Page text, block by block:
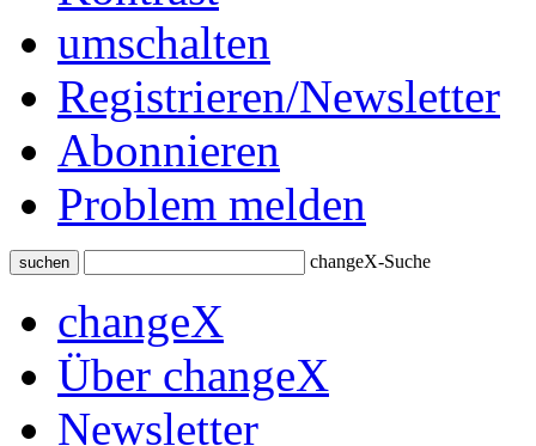
Registrieren/Newsletter
Abonnieren
Problem melden
suchen changeX-Suche
changeX
Über changeX
Newsletter